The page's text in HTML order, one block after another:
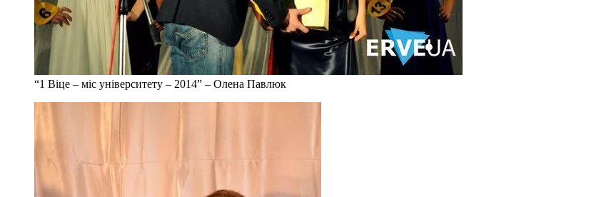
“1 Віце – міс університету – 2014” – Олена Павлюк